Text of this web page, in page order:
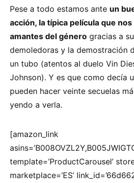
Pese a todo estamos ante un
acción, la típica película que
amantes del género gracias a
demoledoras y la demostración
un tubo (atentos al duelo Vin
Johnson). Y es que como decía
pueden hacer veinte secuelas
yendo a verla.
[amazon_link
template=’ProductCarousel’
marketplace=’ES’